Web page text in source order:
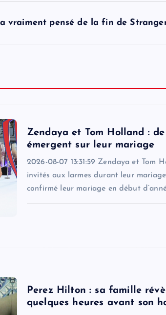
vraiment pensé de la fin de
Zendaya et Tom Holland :
émergent sur leur mariage
2026-08-07 13:31:59 Zendaya et Tom
invités aux larmes durant leur
confirmé leur mariage en début
Perez Hilton : sa famille
quelques heures avant son